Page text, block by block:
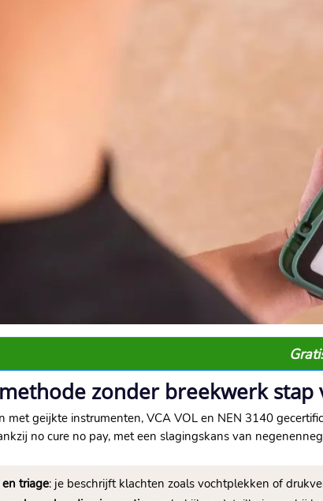
zonder breekwerk stap
met geijkte instrumenten, VCA VOL en NEN 3140
no cure no pay, met een slagingskans van
triage: je beschrijft klachten zoals vochtplekken of